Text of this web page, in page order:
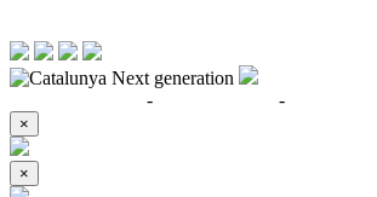
- -
×
×